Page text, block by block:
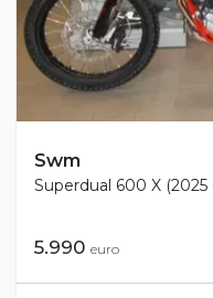
Swm
Superdual 600 X (2025
5.990 euro